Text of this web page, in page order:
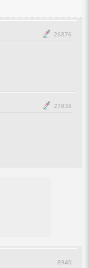
26876
27838
8940